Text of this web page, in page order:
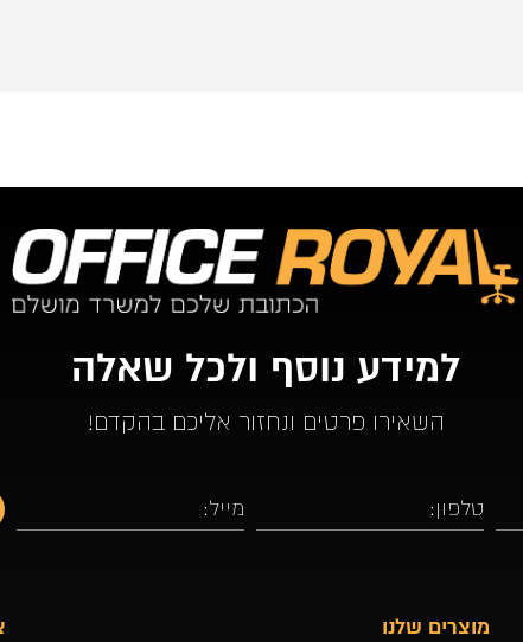
למידע נוסף ולכל שאלה
השאירו פרטים ונחזור אליכם בהקדם!
מוצרים שלנו